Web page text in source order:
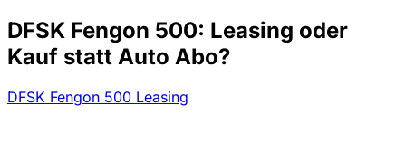
DFSK Fengon 500: Leasing oder
Kauf statt Auto Abo?
DFSK Fengon 500 Leasing